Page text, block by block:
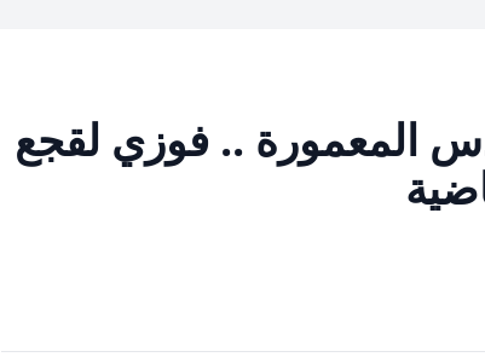
المعمورة .. فوزي لقجع